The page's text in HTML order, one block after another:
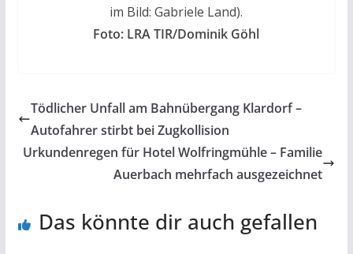
im Bild: Gabriele Land).
Foto: LRA TIR/Dominik Göhl
Tödlicher Unfall am Bahnübergang Klardorf –
Autofahrer stirbt bei Zugkollision
Urkundenregen für Hotel Wolfringmühle – Familie
Auerbach mehrfach ausgezeichnet
Das könnte dir auch gefallen